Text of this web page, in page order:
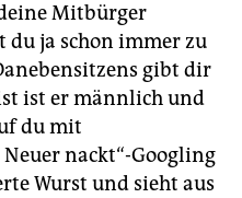
Mitbürger
du ja schon immer zu
gibt dir
ist er männlich und
du mit
nackt“-Googling
Wurst und sieht aus